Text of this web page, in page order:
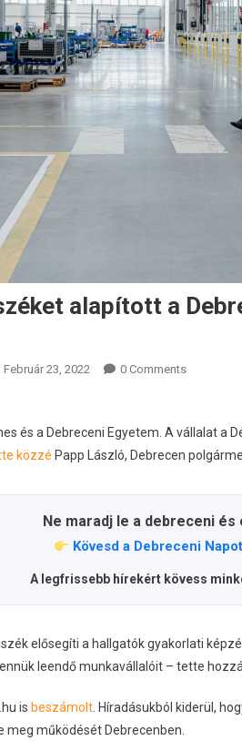
alapított a
Február 23, 2022 0 Comments
és a Debreceni Egyetem. A vállalat a
közzé Papp László, Debrecen
Ne maradj le a debreceni
Kövesd a Debreceni
A legfrissebb hírekért kövess
elősegíti a hallgatók gyakorlati
leendő munkavállalóit – tette
is beszámolt . Híradásukból kiderül,
meg működését Debrecenben.